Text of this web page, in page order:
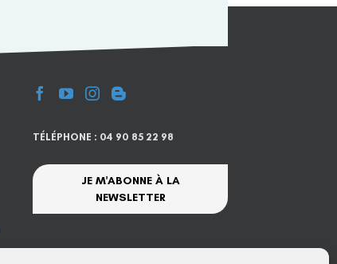
TÉLÉPHONE : 04 90 85 22 98
JE M'ABONNE À LA
NEWSLETTER